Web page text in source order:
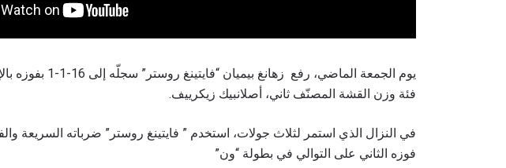
يوم الجمعة الماضي،
فئة وزن القشة المصنّف ثاني، أصلانبيك زيكرييف.
في النزال الذي استمر لثلاث جولات، استخدم ” فايتينغ روستر” ضرباته السريعة
فوزه الثاني على التوالي في بطولة “ون”